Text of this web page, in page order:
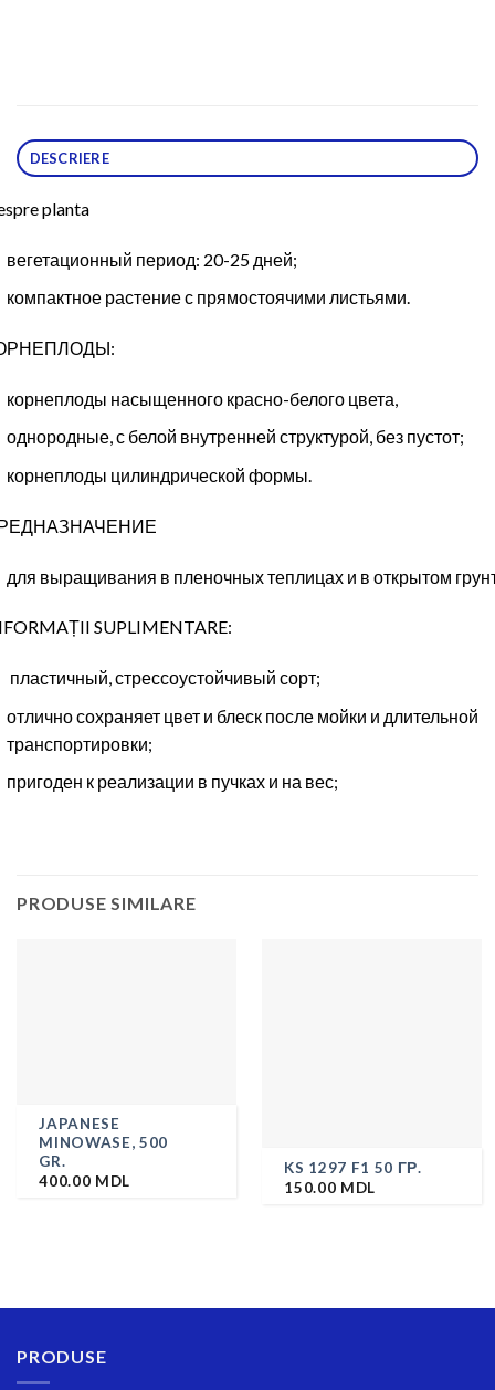
DESCRIERE
planta
вегетационный период: 20-25 дней;
компактное растение с прямостоячими листьями.
корнеплоды насыщенного красно-белого цвета,
однородные, с белой внутренней структурой, без пустот;
корнеплоды цилиндрической формы.
для выращивания в пленочных теплицах и в открытом
SUPLIMENTARE:
пластичный, стрессоустойчивый сорт;
отлично сохраняет цвет и блеск после мойки и длительной
транспортировки;
пригоден к реализации в пучках и на вес;
PRODUSE SIMILARE
JAPANESE
MINOWASE, 500
GR.
400.00 MDL
KS 1297 F1 50 ГР.
150.00 MDL
PRODUSE